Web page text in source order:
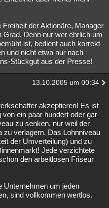
der Aktionäre, Manager
Denn nur wer ehrlich um
ist, bedient auch korrekt
und nicht etwa nur nach
Stückgut aus der Presse!
13.10.2005 um 00:34
akzeptieren! Es ist
ein paar hundert oder gar
zu senken, nur weil der
zu verlagern. Das Lohnniveau
der Umverteilung) und zu
Jede verzichtete
den arbeitlosen Friseur
Unternehmen um jeden
sind vollkommen wertlos.